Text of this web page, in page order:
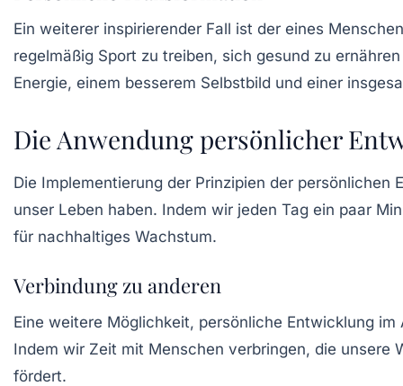
Ein weiterer inspirierender Fall ist der eines
regelmäßig Sport zu treiben, sich gesund zu
Energie, einem besserem Selbstbild und einer
Die Anwendung persönlicher
Die Implementierung der Prinzipien der
unser Leben haben. Indem wir jeden Tag ein paar
für nachhaltiges Wachstum.
Verbindung zu anderen
Eine weitere Möglichkeit, persönliche Entwicklung
Indem wir Zeit mit Menschen verbringen, die
fördert.